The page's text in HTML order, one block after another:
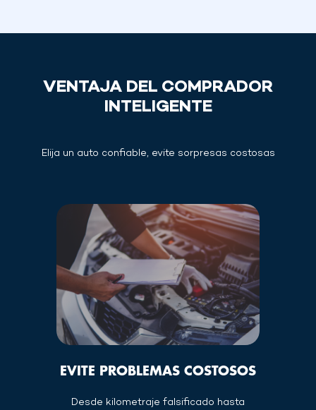
VENTAJA DEL COMPRADOR
INTELIGENTE
Elija un auto confiable, evite sorpresas costosas
EVITE PROBLEMAS COSTOSOS
Desde kilometraje falsificado hasta